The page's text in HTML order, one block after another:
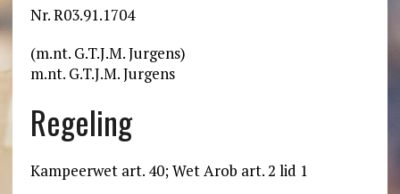
Nr. R03.91.1704
(m.nt. G.T.J.M. Jurgens)
m.nt. G.T.J.M. Jurgens
Regeling
Kampeerwet art. 40; Wet Arob art. 2 lid 1